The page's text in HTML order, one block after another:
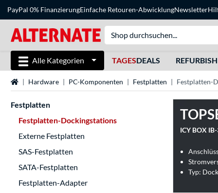
PayPal 0% FinanzierungEinfache Retouren-AbwicklungNewsletter
Alle Kategorien TAGESDEALS
StartseiteHardware PC-Komponenten Festplatten Festplatten-
Festplatten
Festplatten-Dockingstations
Externe Festplatten
SAS-Festplatten
SATA-Festplatten
Festplatten-Adapter
ICY BOX
Typ: